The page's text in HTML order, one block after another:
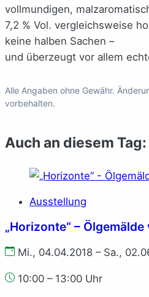
vollmundigen,
7,2 % Vol. vergleichsweise
keine halben Sachen –
und überzeugt vor allem
Alle Angaben ohne Gewähr.
vorbehalten.
Auch an diesem Tag:
Ausstellung
„Horizonte“ –
Mi., 04.04.2018 – Sa.,
10:00 – 13:00 Uhr